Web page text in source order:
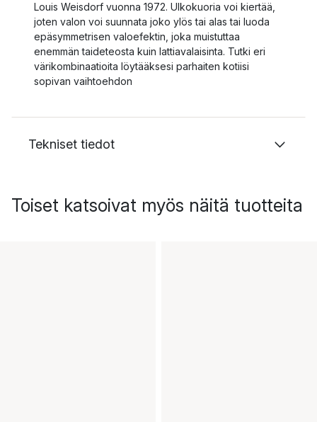
Louis Weisdorf vuonna 1972. Ulkokuoria voi kiertää,
joten valon voi suunnata joko ylös tai alas tai luoda
epäsymmetrisen valoefektin, joka muistuttaa
enemmän taideteosta kuin lattiavalaisinta. Tutki eri
värikombinaatioita löytääksesi parhaiten kotiisi
sopivan vaihtoehdon
Tekniset tiedot
Toiset katsoivat myös näitä tuotteita